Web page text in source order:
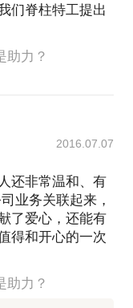
们脊柱特工提出
助力？
2016.07.07
还非常温和、有
业务关联起来，
了爱心，还能有
得和开心的一次
助力？